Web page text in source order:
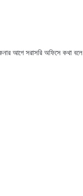
আগে সরাসরি অফিসে কথা বলে